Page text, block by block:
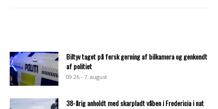
Biltyv taget på fersk gerning af bilkamera og genkendt
af politiet
09:26 - 7. august
38-årig anholdt med skarpladt våben i Fredericia i nat